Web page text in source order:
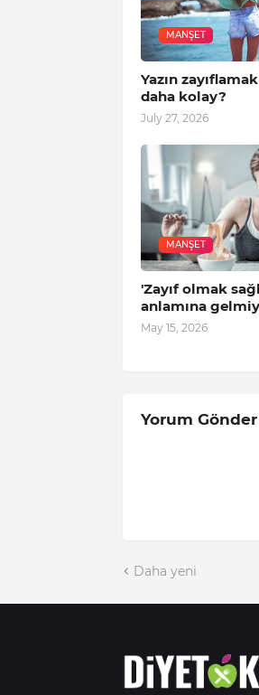
MANŞET
Yazın
daha kolay?
July 27, 2026
MANŞET
'Zayıf olmak
anlamına
May 15, 2026
Yorum Gönder
Daha yeni